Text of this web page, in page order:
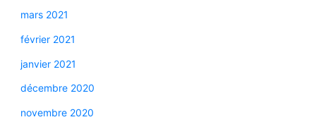
mars 2021
février 2021
janvier 2021
décembre 2020
novembre 2020